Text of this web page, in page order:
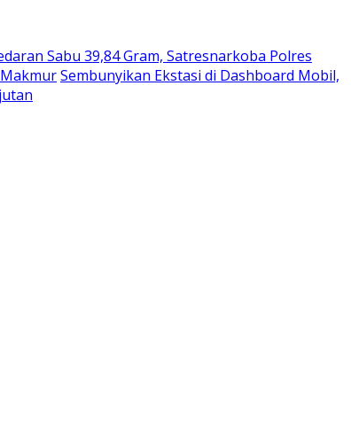
Sabu 39,84 Gram, Satresnarkoba Polres
Sembunyikan Ekstasi di Dashboard Mobil,